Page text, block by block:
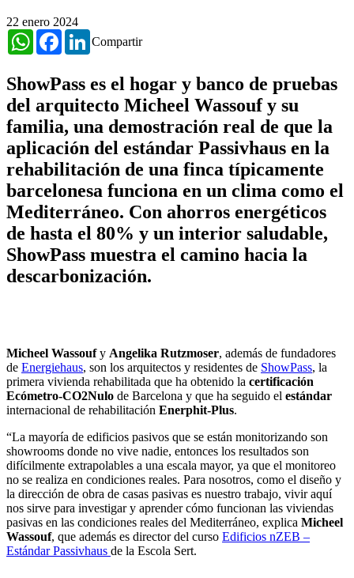
22 enero 2024
Compartir
WhatsAppFacebookLinkedIn
ShowPass es el hogar y banco de pruebas
del arquitecto Micheel Wassoufy su
familia, una demostración real de que la
aplicación del estándar Passivhaus en la
rehabilitación de una finca típicamente
barcelonesa funciona en un clima como el
Mediterráneo. Con ahorros energéticos
de hasta el 80% y un interior saludable,
ShowPass muestra el camino hacia la
descarbonización.
Micheel Wassouf y Angelika Rutzmoser, además de fundadores
de Energiehaus, son los arquitectos y residentes de ShowPass, la
primera vivienda rehabilitada que ha obtenido la certificación
Ecómetro-CO2Nulo de Barcelona y que ha seguido el estándar
internacional de rehabilitación Enerphit-Plus.
“La mayoría de edificios pasivos que se están monitorizando son
showrooms donde no vive nadie, entonces los resultados son
difícilmente extrapolables a una escala mayor, ya que el monitoreo
no se realiza en condiciones reales. Para nosotros, como el diseño y
la dirección de obra de casas pasivas es nuestro trabajo, vivir aquí
nos sirve para investigar y aprender cómo funcionan las viviendas
pasivas en las condiciones reales del Mediterráneo, explica Micheel
Wassouf, que además es director del curso Edificios nZEB –
Estándar Passivhaus de la Escola Sert.